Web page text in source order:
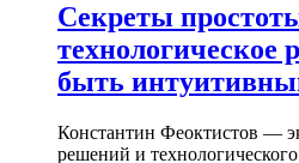
Секреты
технологическое
быть
Константин Феоктистов —
решений и